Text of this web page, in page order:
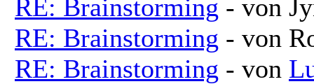
RE: Brainstorming - von
RE: Brainstorming - von
RE: Brainstorming - von